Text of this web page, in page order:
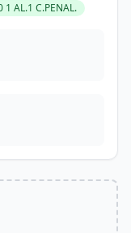
1 AL.1 C.PENAL.